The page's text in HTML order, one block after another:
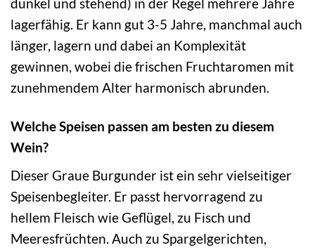
dunkel und stehend) in der Regel mehrere Jahre
lagerfähig. Er kann gut 3-5 Jahre, manchmal auch
länger, lagern und dabei an Komplexität
gewinnen, wobei die frischen Fruchtaromen mit
zunehmendem Alter harmonisch abrunden.
Welche Speisen passen am besten zu diesem
Wein?
Dieser Graue Burgunder ist ein sehr vielseitiger
Speisenbegleiter. Er passt hervorragend zu
hellem Fleisch wie Geflügel, zu Fisch und
Meeresfrüchten. Auch zu Spargelgerichten,